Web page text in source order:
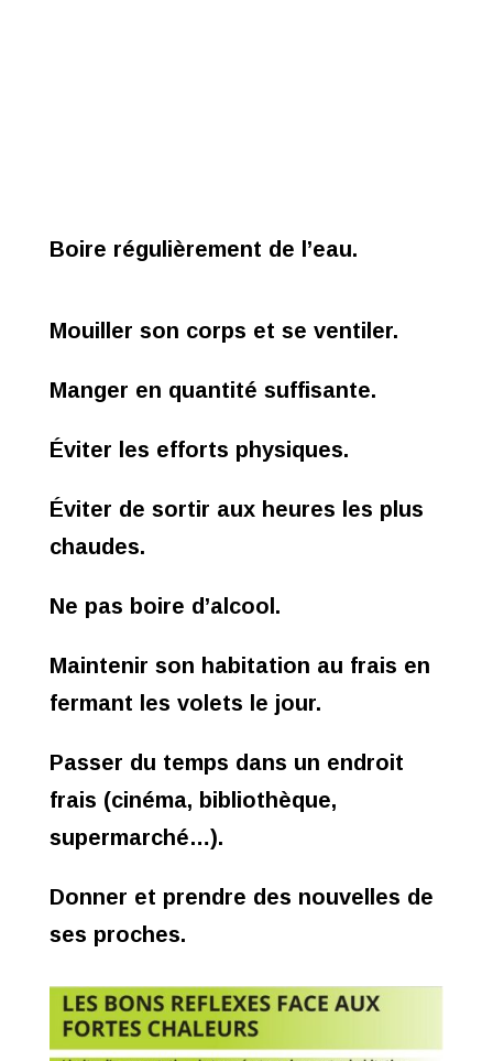
Boire régulièrement de l’eau.
Mouiller son corps et se ventiler.
Manger en quantité suffisante.
Éviter les efforts physiques.
Éviter de sortir aux heures les plus
chaudes.
Ne pas boire d’alcool.
Maintenir son habitation au frais en
fermant les volets le jour.
Passer du temps dans un endroit
frais (cinéma, bibliothèque,
supermarché…).
Donner et prendre des nouvelles de
ses proches.